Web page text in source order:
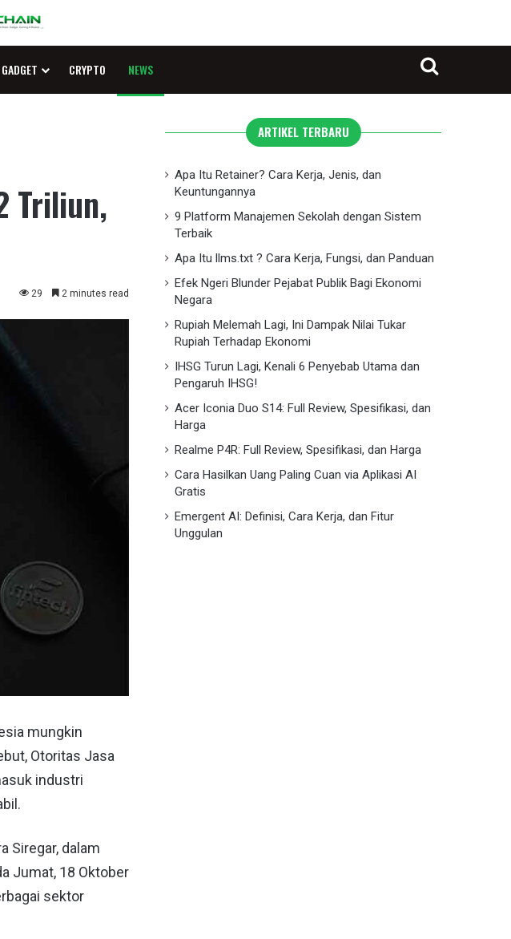
GADGET CRYPTO NEWS Search for
Triliun,
29 2 minutes read
mungkin
Otoritas Jasa
industri
Siregar, dalam
Jumat, 18 Oktober
sektor
ARTIKEL TERBARU
Apa Itu Retainer? Cara Kerja, Jenis, dan
Keuntungannya
9 Platform Manajemen Sekolah dengan Sistem
Terbaik
Apa Itu llms.txt ? Cara Kerja, Fungsi, dan Panduan
Efek Ngeri Blunder Pejabat Publik Bagi Ekonomi
Negara
Rupiah Melemah Lagi, Ini Dampak Nilai Tukar
Rupiah Terhadap Ekonomi
IHSG Turun Lagi, Kenali 6 Penyebab Utama dan
Pengaruh IHSG!
Acer Iconia Duo S14: Full Review, Spesifikasi, dan
Harga
Realme P4R: Full Review, Spesifikasi, dan Harga
Cara Hasilkan Uang Paling Cuan via Aplikasi AI
Gratis
Emergent AI: Definisi, Cara Kerja, dan Fitur
Unggulan